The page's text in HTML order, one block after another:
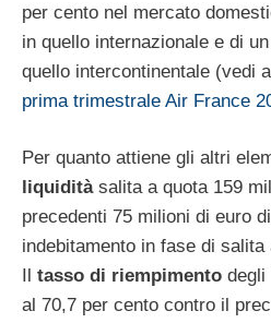
per cento nel mercato
in quello internazionale e di
quello intercontinentale (vedi
prima trimestrale Air France
Per quanto attiene gli altri
liquiditàsalita a quota 159
precedenti 75 milioni di euro
indebitamento in fase di
tasso di riempimento degli
al 70,7 per cento contro il